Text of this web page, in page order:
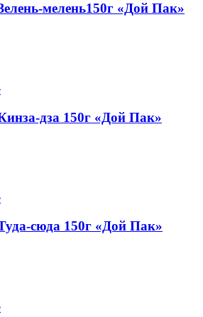
мелень150г «Дой Пак»
дза 150г «Дой Пак»
сюда 150г «Дой Пак»